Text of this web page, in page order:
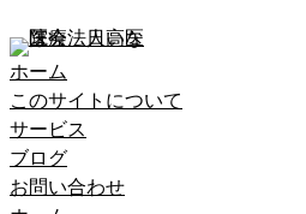
ホーム
このサイトについて
サービス
ブログ
お問い合わせ